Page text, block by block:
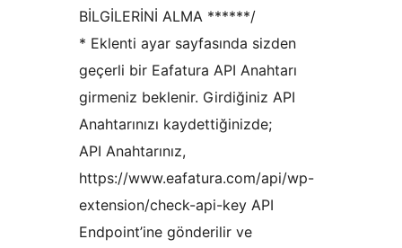
BİLGİLERİNİ ALMA ******/
* Eklenti ayar sayfasında sizden
geçerli bir Eafatura API Anahtarı
girmeniz beklenir. Girdiğiniz API
Anahtarınızı kaydettiğinizde;
API Anahtarınız,
https://www.eafatura.com/api/wp-
extension/check-api-key API
Endpoint’ine gönderilir ve